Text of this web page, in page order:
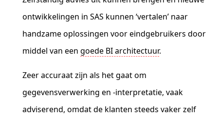
ontwikkelingen in SAS kunnen ‘vertalen’ naar
handzame oplossingen voor eindgebruikers door
middel van eengoede BI architectuur.
Zeer accuraat zijn als het gaat om
gegevensverwerking en -interpretatie, vaak
adviserend, omdat de klanten steeds vaker zelf